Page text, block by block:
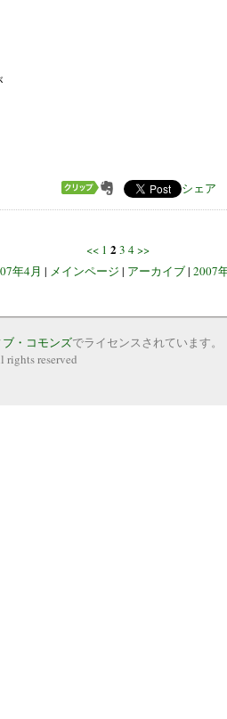
シェア
<< 1 2 3 4>>
年4月 | メインページ | アーカイブ| 2007
・コモンズでライセンスされています。
reserved